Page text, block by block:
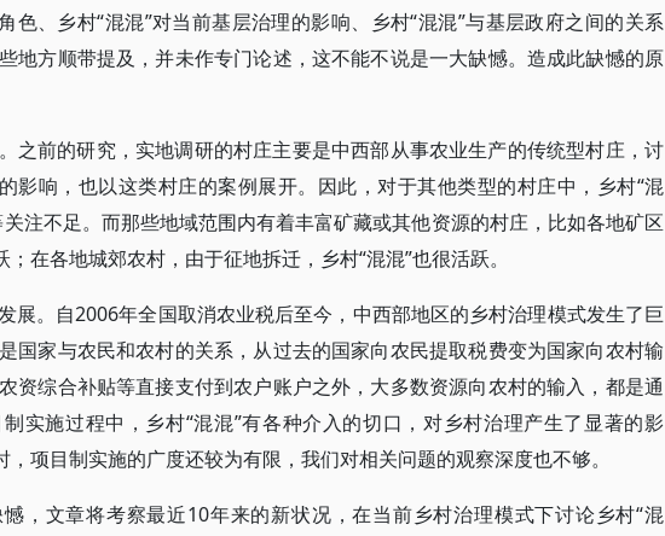
色、乡村“混混”对当前基层治理的影响、乡村“混混”与基层政府之间的关系
地方顺带提及，并未作专门论述，这不能不说是一大缺憾。造成此缺憾的原
之前的研究，实地调研的村庄主要是中西部从事农业生产的传统型村庄，讨
影响，也以这类村庄的案例展开。因此，对于其他类型的村庄中，乡村“混
注不足。而那些地域范围内有着丰富矿藏或其他资源的村庄，比如各地矿区
；在各地城郊农村，由于征地拆迁，乡村“混混”也很活跃。
展。自2006年全国取消农业税后至今，中西部地区的乡村治理模式发生了巨
国家与农民和农村的关系，从过去的国家向农民提取税费变为国家向农村输
资综合补贴等直接支付到农户账户之外，大多数资源向农村的输入，都是通
实施过程中，乡村“混混”有各种介入的切口，对乡村治理产生了显著的影
，项目制实施的广度还较为有限，我们对相关问题的观察深度也不够。
，文章将考察最近10年来的新状况，在当前乡村治理模式下讨论乡村“混